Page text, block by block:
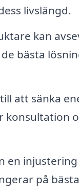
livslängd.
kan
bästa
att sänka
en
på